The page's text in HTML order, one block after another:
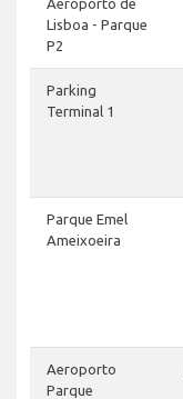
Lisboa - Parque
P2
Parking
Terminal 1
Parque Emel
Ameixoeira
Aeroporto
Parque